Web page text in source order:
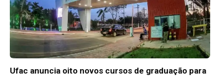
Ufac anuncia oito novos cursos de graduação para